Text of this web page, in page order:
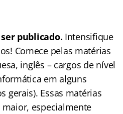
publicado. Intensifique
Comece pelas matérias
inglês – cargos de nível
em alguns
gerais). Essas matérias
especialmente